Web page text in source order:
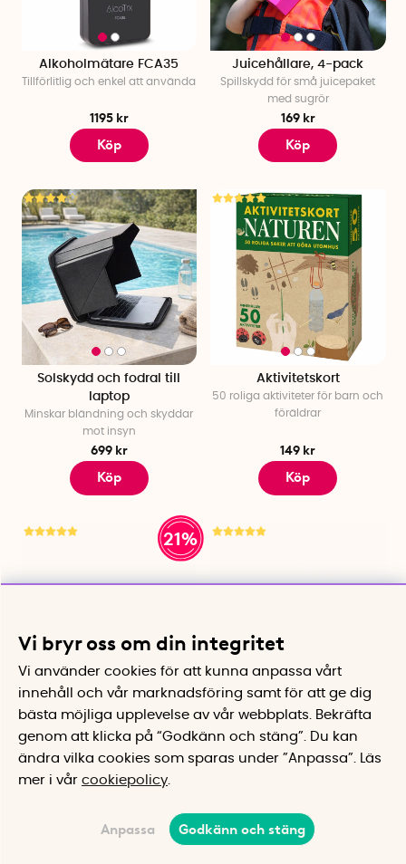
Alkoholmätare FCA35
Tillförlitlig och enkel att använda
1195 kr
Köp
Juicehållare, 4-pack
Spillskydd för små juicepaket
med sugrör
169 kr
Köp
Solskydd och fodral till
laptop
Minskar bländning och skyddar
mot insyn
699 kr
Köp
Aktivitetskort
50 roliga aktiviteter för barn och
föräldrar
149 kr
Köp
21%
Cykelskydd Velosock
Skyddar inredningen när du bär
515 kr 649 kr
Hopfällbar skrinda
75 kg
1299 kr
Vi bryr oss om din integritet
Vi använder cookies för att kunna anpassa vårt
innehåll och vår marknadsföring samt för att ge dig
bästa möjliga upplevelse av vår webbplats.
Bekräfta
genom att klicka på “Godkänn och stäng”. Du kan
ändra vilka cookies som sparas under ”Anpassa”.
Läs
mer i vår cookiepolicy
Anpassa Godkänn och stäng